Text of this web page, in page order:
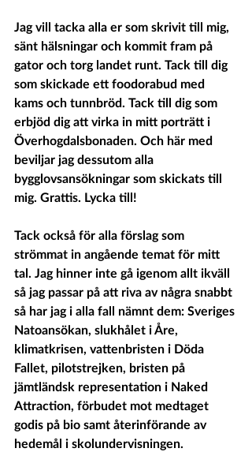
Jag vill tacka alla er som skrivit till mig,
sänt hälsningar och kommit fram på
gator och torg landet runt. Tack till dig
som skickade ett foodorabud med
kams och tunnbröd. Tack till dig som
erbjöd dig att virka in mitt porträtt i
Överhogdalsbonaden. Och här med
beviljar jag dessutom alla
bygglovsansökningar som skickats till
mig. Grattis. Lycka till!
Tack också för alla förslag som
strömmat in angående temat för mitt
tal. Jag hinner inte gå igenom allt ikväll
så jag passar på att riva av några snabbt
så har jag i alla fall nämnt dem: Sveriges
Natoansökan, slukhålet i Åre,
klimatkrisen, vattenbristen i Döda
Fallet, pilotstrejken, bristen på
jämtländsk representation i Naked
Attraction, förbudet mot medtaget
godis på bio samt återinförande av
hedemål i skolundervisningen.